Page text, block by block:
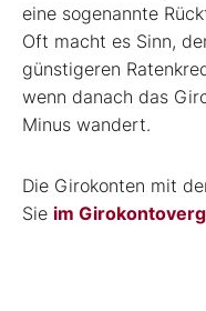
eine sogenannte
Oft macht es Sinn,
günstigeren
wenn danach das
Minus wandert.
Die Girokonten mit
Sie im